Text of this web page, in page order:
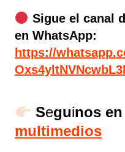
Sigue el canal
en WhatsApp:
https://
Seguinos
multimedios